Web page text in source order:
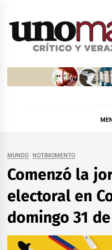
MUNDO NOTIMOMENTO
Comenzó la
electoral en
domingo 31